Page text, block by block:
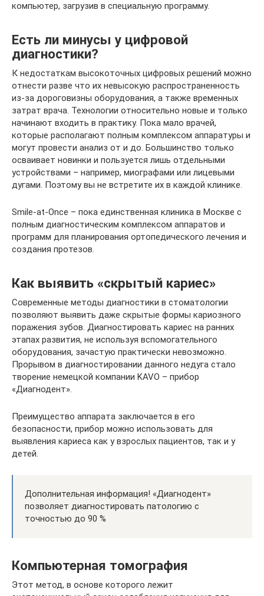
компьютер, загрузив в специальную программу.
Есть ли минусы у цифровой
диагностики?
К недостаткам высокоточных цифровых решений можно
отнести разве что их невысокую распространенность
из-за дороговизны оборудования, а также временных
затрат врача. Технологии относительно новые и только
начинают входить в практику. Пока мало врачей,
которые располагают полным комплексом аппаратуры и
могут провести анализ от и до. Большинство только
осваивает новинки и пользуется лишь отдельными
устройствами – например, миографами или лицевыми
дугами. Поэтому вы не встретите их в каждой клинике.
Smile-at-Once – пока единственная клиника в Москве с
полным диагностическим комплексом аппаратов и
программ для планирования ортопедического лечения и
создания протезов.
Как выявить «скрытый кариес»
Современные методы диагностики в стоматологии
позволяют выявить даже скрытые формы кариозного
поражения зубов. Диагностировать кариес на ранних
этапах развития, не используя вспомогательного
оборудования, зачастую практически невозможно.
Прорывом в диагностировании данного недуга стало
творение немецкой компании KAVO – прибор
«Диагнодент».
Преимущество аппарата заключается в его
безопасности, прибор можно использовать для
выявления кариеса как у взрослых пациентов, так и у
детей.
Дополнительная информация! «Диагнодент»
позволяет диагностировать патологию с
точностью до 90 %
Компьютерная томография
Этот метод, в основе которого лежит